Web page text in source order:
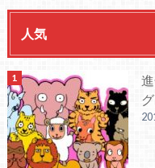
人気